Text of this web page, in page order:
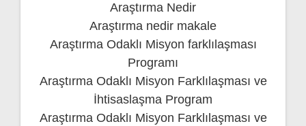
Araştırma Nedir
Araştırma nedir makale
Araştırma Odaklı Misyon farklılaşması
Programı
Araştırma Odaklı Misyon Farklılaşması ve
İhtisaslaşma Program
Araştırma Odaklı Misyon Farklılaşması ve